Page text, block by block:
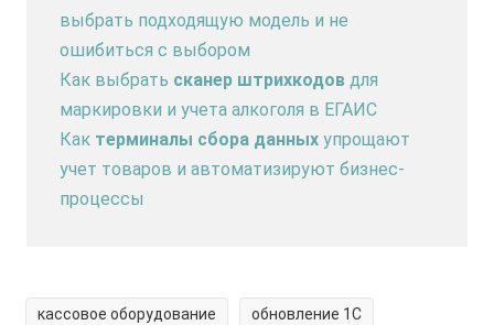
выбрать подходящую модель и не
ошибиться с выбором
Как выбрать сканер штрихкодов для
маркировки и учета алкоголя в ЕГАИС
Как терминалы сбора данных упрощают
учет товаров и автоматизируют бизнес-
процессы
кассовое оборудование обновление 1С